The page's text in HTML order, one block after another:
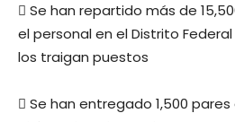
 Se han repartido más de
el personal en el Distrito
los traigan puestos
 Se han entregado 1,500